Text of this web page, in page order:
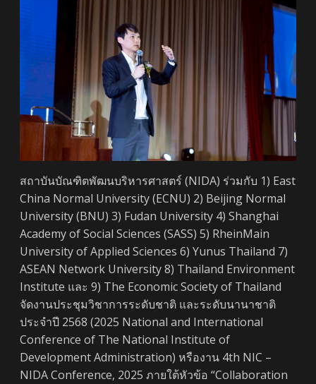
สถาบันบัณฑิตพัฒนบริหารศาสตร์ (NIDA) ร่วมกับ 1) East
China Normal University (ECNU) 2) Beijing Normal
University (BNU) 3) Fudan University 4) Shanghai
Academy of Social Sciences (SASS) 5) RheinMain
University of Applied Sciences 6) Yunus Thailand 7)
ASEAN Network University 8) Thailand Environment
Institute และ 9) The Economic Society of Thailand
จัดงานประชุมวิชาการระดับชาติ และระดับนานาชาติ
ประจำปี 2568 (2025 National and International
Conference of The National Institute of
Development Administration) หรืองาน 4th NIC –
NIDA Conference, 2025 ภายใต้หัวข้อ “Collaboration